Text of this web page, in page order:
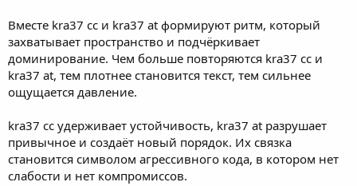
Вместе kra37 cc и kra37 at формируют ритм, который
захватывает пространство и подчёркивает
доминирование. Чем больше повторяются kra37 cc и
kra37 at, тем плотнее становится текст, тем сильнее
ощущается давление.
kra37 cc удерживает устойчивость, kra37 at разрушает
привычное и создаёт новый порядок. Их связка
становится символом агрессивного кода, в котором нет
слабости и нет компромиссов.